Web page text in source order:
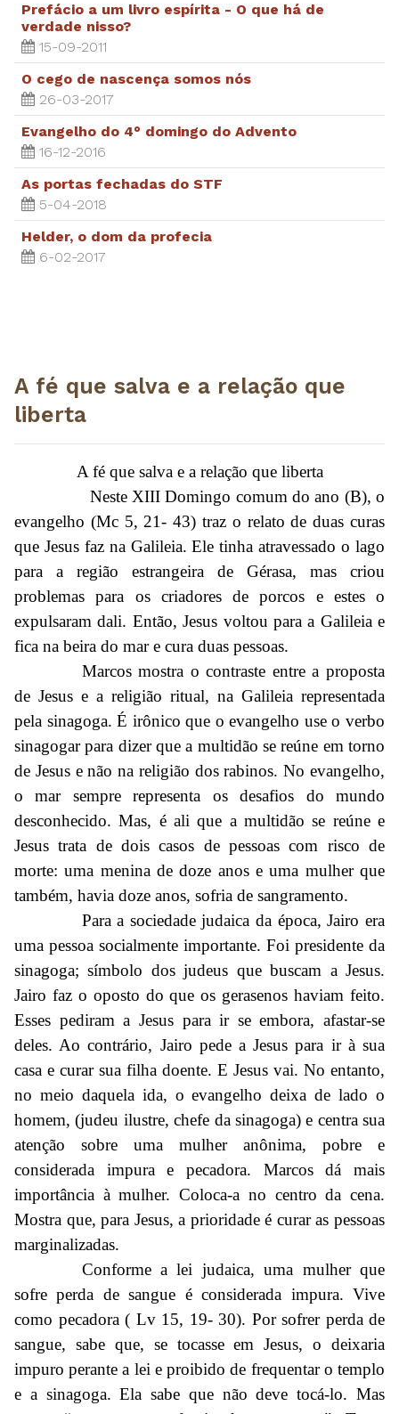
Prefácio a um livro espírita - O que há de
verdade nisso?
15-09-2011
O cego de nascença somos nós
26-03-2017
Evangelho do 4° domingo do Advento
16-12-2016
As portas fechadas do STF
5-04-2018
Helder, o dom da profecia
6-02-2017
A fé que salva e a relação que
liberta
A fé que salva e a relação que liberta
Neste XIII Domingo comum do ano (B), o
evangelho (Mc 5, 21- 43) traz o relato de duas curas
que Jesus faz na Galileia. Ele tinha atravessado o lago
para a região estrangeira de Gérasa, mas criou
problemas para os criadores de porcos e estes o
expulsaram dali. Então, Jesus voltou para a Galileia e
fica na beira do mar e cura duas pessoas.
Marcos mostra o contraste entre a proposta
de Jesus e a religião ritual, na Galileia representada
pela sinagoga. É irônico que o evangelho use o verbo
sinagogar para dizer que a multidão se reúne em torno
de Jesus e não na religião dos rabinos. No evangelho,
o mar sempre representa os desafios do mundo
desconhecido. Mas, é ali que a multidão se reúne e
Jesus trata de dois casos de pessoas com risco de
morte: uma menina de doze anos e uma mulher que
também, havia doze anos, sofria de sangramento.
Para a sociedade judaica da época, Jairo era
uma pessoa socialmente importante. Foi presidente da
sinagoga; símbolo dos judeus que buscam a Jesus.
Jairo faz o oposto do que os gerasenos haviam feito.
Esses pediram a Jesus para ir se embora, afastar-se
deles. Ao contrário, Jairo pede a Jesus para ir à sua
casa e curar sua filha doente. E Jesus vai. No entanto,
no meio daquela ida, o evangelho deixa de lado o
homem, (judeu ilustre, chefe da sinagoga) e centra sua
atenção sobre uma mulher anônima, pobre e
considerada impura e pecadora. Marcos dá mais
importância à mulher. Coloca-a no centro da cena.
Mostra que, para Jesus, a prioridade é curar as pessoas
marginalizadas.
Conforme a lei judaica, uma mulher que
sofre perda de sangue é considerada impura. Vive
como pecadora ( Lv 15, 19- 30). Por sofrer perda de
sangue, sabe que, se tocasse em Jesus, o deixaria
impuro perante a lei e proibido de frequentar o templo
e a sinagoga. Ela sabe que não deve tocá-lo. Mas